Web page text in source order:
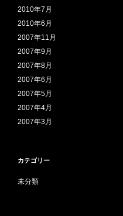
2010年7月
2010年6月
2007年11月
2007年9月
2007年8月
2007年6月
2007年5月
2007年4月
2007年3月
カテゴリー
未分類